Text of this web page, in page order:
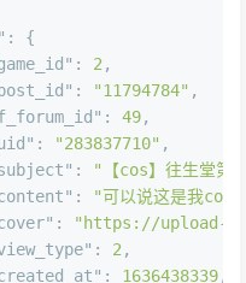
: {
: 2,
: "11794784"
: 49,
: "283837710" ,
:
"【cos】往生堂第
:
"可以说这是我cos
: "https://upload-
: ,